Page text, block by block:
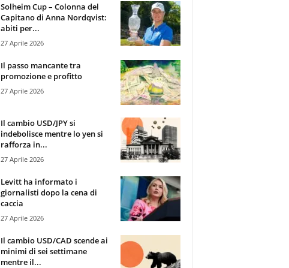
Solheim Cup – Colonna del
Capitano di Anna Nordqvist:
abiti per...
27 Aprile 2026
Il passo mancante tra
promozione e profitto
27 Aprile 2026
Il cambio USD/JPY si
indebolisce mentre lo yen si
rafforza in...
27 Aprile 2026
Levitt ha informato i
giornalisti dopo la cena di
caccia
27 Aprile 2026
Il cambio USD/CAD scende ai
minimi di sei settimane
mentre il...